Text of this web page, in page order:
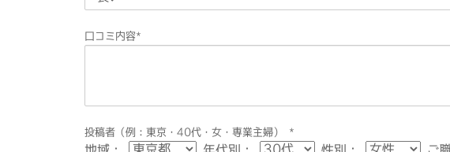
口コミ内容*
投稿者（例：東京・40代・女・専業主婦） *